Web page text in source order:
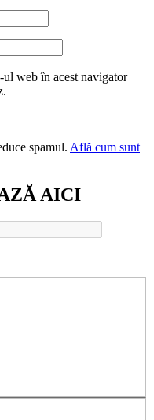
ul web în acest navigator
spamul. Află cum sunt
AICI